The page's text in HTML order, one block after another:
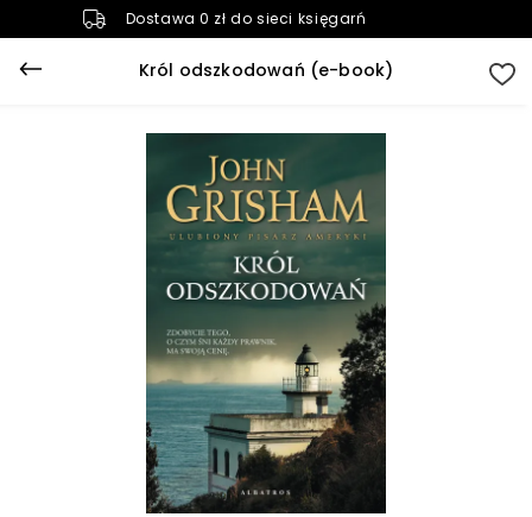
Dostawa 0 zł do sieci księgarń
Król odszkodowań (e-book)